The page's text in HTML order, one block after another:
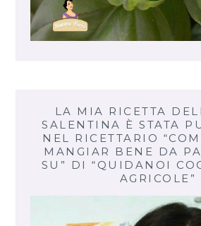
LA MIA RICETTA
SALENTINA È STATA
NEL RICETTARIO
MANGIAR BENE DA
SU” DI “QUIDANOI
AGRICOLE”